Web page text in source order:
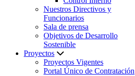
Nuestros Directivos y
Funcionarios
Sala de prensa
Objetivos de Desarrollo
Sostenible
Proyectos
Proyectos Vigentes
Portal Único de Contratación